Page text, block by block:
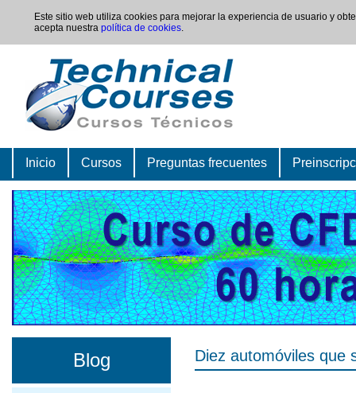
Este sitio web utiliza cookies para mejorar la experiencia de usuario y
acepta nuestra política de cookies.
Inicio Cursos Preguntas frecuentes
Blog Diez automóviles que